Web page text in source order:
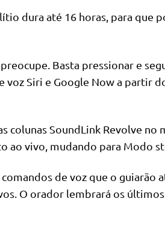
dura até 16 horas, para que
Basta pressionar e
voz Siri e Google Now a partir
colunas SoundLink Revolve
ao vivo, mudando para Modo
de voz que o guiarão
O orador lembrará os